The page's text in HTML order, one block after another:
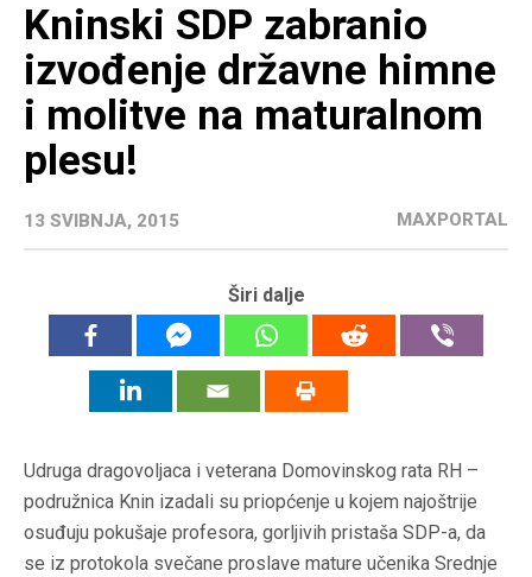
Kninski SDP zabranio
izvođenje državne himne
i molitve na maturalnom
plesu!
13 SVIBNJA, 2015 MAXPORTAL
Širi dalje
Udruga dragovoljaca i veterana Domovinskog rata RH –
podružnica Knin izadali su priopćenje u kojem najoštrije
osuđuju pokušaje profesora, gorljivih pristaša SDP-a, da
se iz protokola svečane proslave mature učenika Srednje